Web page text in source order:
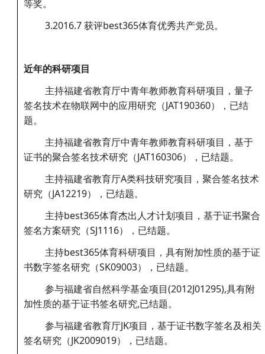
等奖。
3.2016.7 获评best365体育优秀共产党员。
近年的科研项目
主持福建省教育厅中青年教师教育科研项目，量子
签名技术在物联网中的应用研究（JAT190360），已结
题。
主持福建省教育厅中青年教师教育科研项目，基于
证书的聚合签名技术研究（JAT160306），已结题。
主持福建省教育厅A类科技研究项目，聚合签名技术
研究（JA12219），已结题。
主持best365体育杰出人才计划项目，基于证书聚合
签名方案研究（SJ1116），已结题。
主持best365体育科研项目，具有附加性质的基于证
书数字签名研究（SK09003），已结题。
参与福建省自然科学基金项目(2012J01295),具有附
加性质的基于证书签名研究,已结题。
参与福建省教育厅JK项目，基于证书数字签名及相关
签名研究（JK2009019），已结题。